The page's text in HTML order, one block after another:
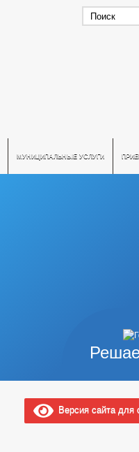
МУНИЦИПАЛЬНЫЕ УСЛУГИ
Версия сайта для